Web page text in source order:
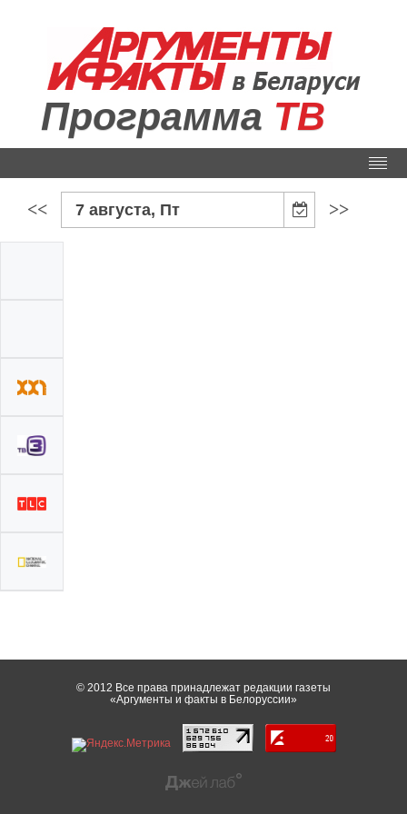
Программа ТВ
<< 7 августа, Пт >>
© 2012 Все права принадлежат редакции газеты
«Аргументы и факты в Белоруссии»